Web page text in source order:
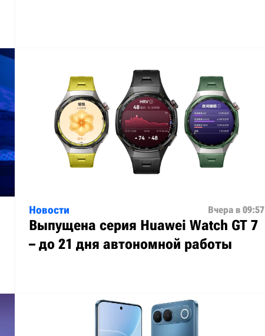
Новости Вчера в 09:57
Выпущена серия Huawei Watch GT 7
– до 21 дня автономной работы